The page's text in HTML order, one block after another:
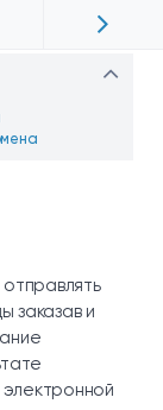
заказав и